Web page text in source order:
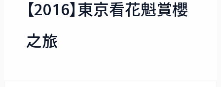
【2016】東京看花魁賞櫻
之旅